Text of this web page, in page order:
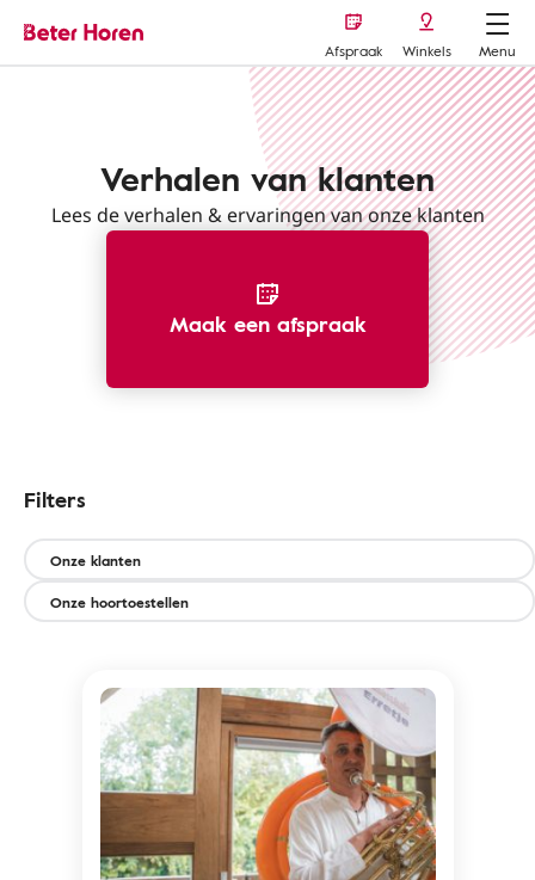
Afspraak Winkels Menu
Verhalen van klanten
Lees de verhalen & ervaringen van onze klanten
Maak een afspraak
Filters
FiltersOnze klanten
Onze hoortoestellen